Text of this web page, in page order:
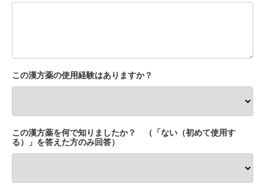
この漢方薬の使用経験はありますか？
この漢方薬を何で知りましたか？ （「ない（初めて使用す
る）」を答えた方のみ回答）